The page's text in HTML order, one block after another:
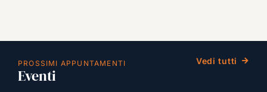
PROSSIMI APPUNTAMENTI
Eventi
Vedi tutti